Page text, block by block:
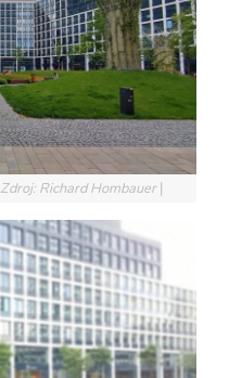
Zdroj: Richard Hombauer